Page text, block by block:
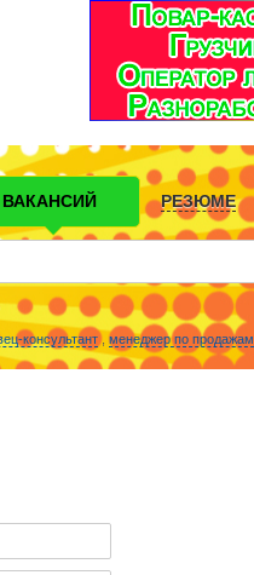
ВАКАНСИЙ РЕЗЮМЕ
консультант, менеджер по продажам